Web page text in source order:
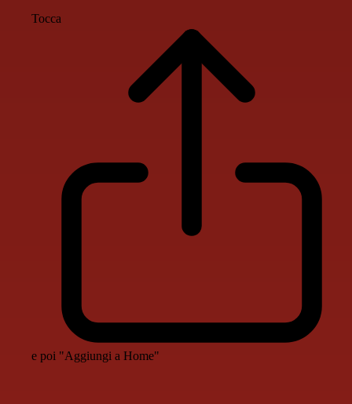
Tocca
e poi "Aggiungi a Home"